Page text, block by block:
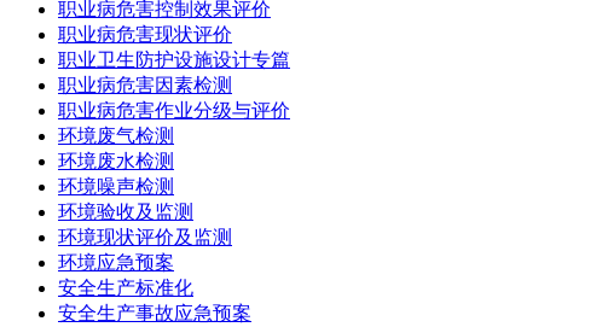
职业病危害控制效果评价
职业病危害现状评价
职业卫生防护设施设计专篇
职业病危害因素检测
职业病危害作业分级与评价
环境废气检测
环境废水检测
环境噪声检测
环境验收及监测
环境现状评价及监测
环境应急预案
安全生产标准化
安全生产事故应急预案